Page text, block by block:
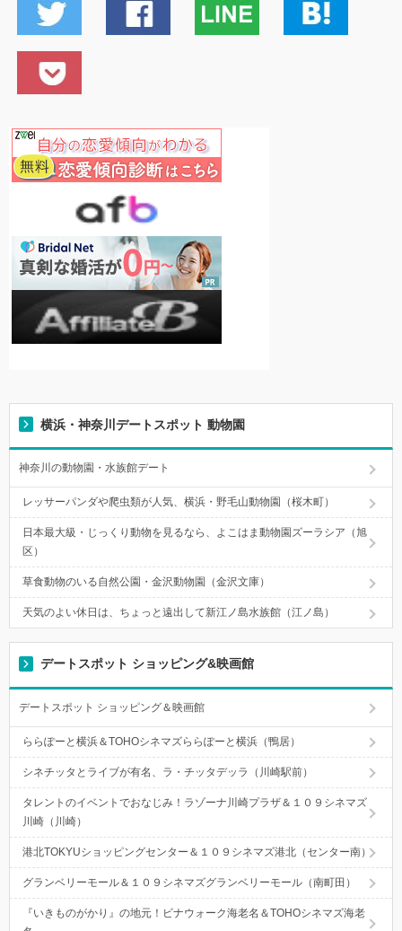
横浜・神奈川デートスポット 動物園
神奈川の動物園・水族館デート
レッサーパンダや爬虫類が人気、横浜・野毛山動物園（桜木町）
日本最大級・じっくり動物を見るなら、よこはま動物園ズーラシア（旭
区）
草食動物のいる自然公園・金沢動物園（金沢文庫）
天気のよい休日は、ちょっと遠出して新江ノ島水族館（江ノ島）
デートスポット ショッピング&映画館
デートスポット ショッピング＆映画館
ららぽーと横浜＆TOHOシネマズららぽーと横浜（鴨居）
シネチッタとライブが有名、ラ・チッタデッラ（川崎駅前）
タレントのイベントでおなじみ！ラゾーナ川崎プラザ＆１０９シネマズ
川崎（川崎）
港北TOKYUショッピングセンター＆１０９シネマズ港北（センター南）
グランベリーモール＆１０９シネマズグランベリーモール（南町田）
『いきものがかり』の地元！ビナウォーク海老名＆TOHOシネマズ海老